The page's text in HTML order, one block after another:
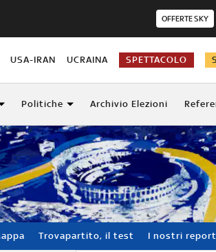
OFFERTE SKY
USA-IRAN UCRAINA SPETTACOLO
Politiche Archivio Elezioni
Trovapartito, il test I nostri